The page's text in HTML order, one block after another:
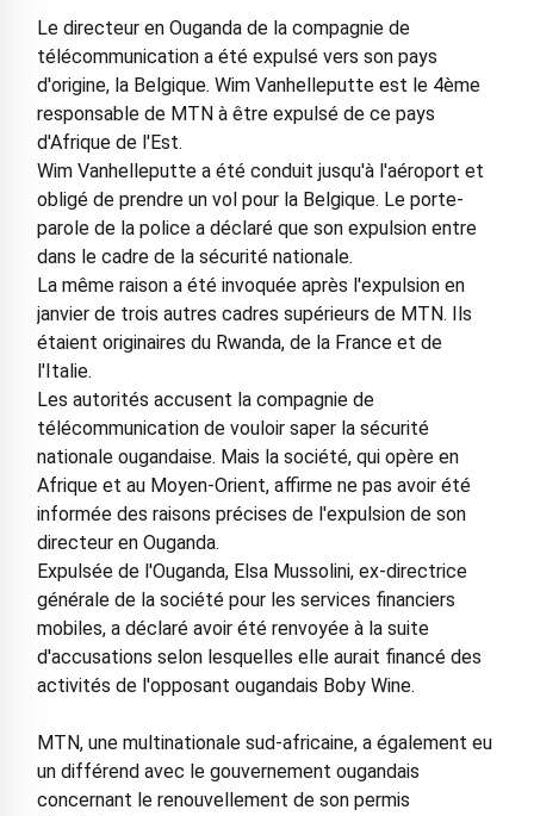
Le directeur en Ouganda de la compagnie de
télécommunication a été expulsé vers son pays
d'origine, la Belgique. Wim Vanhelleputte est le 4ème
responsable de MTN à être expulsé de ce pays
d'Afrique de l'Est.
Wim Vanhelleputte a été conduit jusqu'à l'aéroport et
obligé de prendre un vol pour la Belgique. Le porte-
parole de la police a déclaré que son expulsion entre
dans le cadre de la sécurité nationale.
La même raison a été invoquée après l'expulsion en
janvier de trois autres cadres supérieurs de MTN. Ils
étaient originaires du Rwanda, de la France et de
l'Italie.
Les autorités accusent la compagnie de
télécommunication de vouloir saper la sécurité
nationale ougandaise. Mais la société, qui opère en
Afrique et au Moyen-Orient, affirme ne pas avoir été
informée des raisons précises de l'expulsion de son
directeur en Ouganda.
Expulsée de l'Ouganda, Elsa Mussolini, ex-directrice
générale de la société pour les services financiers
mobiles, a déclaré avoir été renvoyée à la suite
d'accusations selon lesquelles elle aurait financé des
activités de l'opposant ougandais Boby Wine.
MTN, une multinationale sud-africaine, a également eu
un différend avec le gouvernement ougandais
concernant le renouvellement de son permis